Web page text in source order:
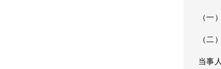
（一
（二
当事